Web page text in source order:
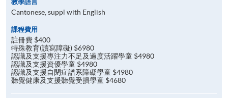
教學語言
Cantonese, suppl with English
課程費用
註冊費 $400
特殊教育(讀寫障礙) $6980
認識及支援專注力不足及過度活躍學童 $4980
認識及支援資優學童 $4980
認識及支援自閉症譜系障礙學童 $4980
聽覺健康及支援聽覺受損學童 $4680